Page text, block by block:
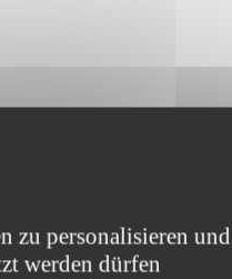
zu personalisieren
werden dürfen